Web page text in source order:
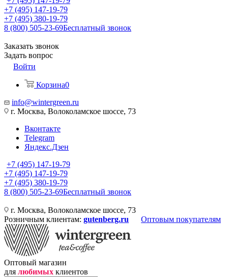
+7 (495) 147-19-79
+7 (495) 380-19-79
8 (800) 505-23-69Бесплатный звонок
Заказать звонок
Задать вопрос
Войти
Корзина0
info@wintergreen.ru
г. Москва, Волоколамское шоссе, 73
Вконтакте
Telegram
Яндекс.Дзен
+7 (495) 147-19-79
+7 (495) 147-19-79
+7 (495) 380-19-79
8 (800) 505-23-69Бесплатный звонок
г. Москва, Волоколамское шоссе, 73
Розничным клиентам: gutenberg.ru Оптовым покупателям
Оптовый магазин
для любимых клиентов